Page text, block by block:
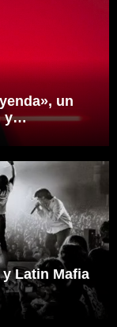
un
y
Latin Mafia